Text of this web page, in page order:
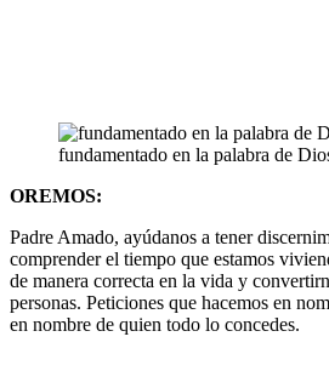
fundamentado en la palabra de
OREMOS:
Padre Amado, ayúdanos a tener
comprender el tiempo que estamos
de manera correcta en la vida y
personas. Peticiones que hacemos en
en nombre de quien todo lo concedes.